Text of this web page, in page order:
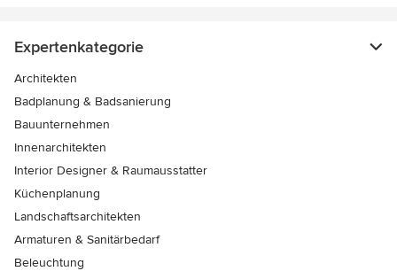
Expertenkategorie
Architekten
Badplanung & Badsanierung
Bauunternehmen
Innenarchitekten
Interior Designer & Raumausstatter
Küchenplanung
Landschaftsarchitekten
Armaturen & Sanitärbedarf
Beleuchtung